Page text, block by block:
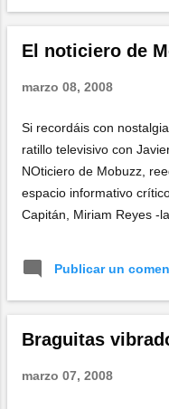
mayúsculas presentes
inesperado. Me parece
por filias y fobias
lo gana el país que toca.
perder y divertirse.
musical rancia, y
El noticiero de
marzo 08, 2008
Si recordáis con
ratillo televisivo con
NOticiero de Mobuzz,
espacio informativo
Capitán, Miriam Reyes -
apenas ocho minutos:
informado con una
blog cómo surgió la idea
Publicar un
Braguitas
marzo 07, 2008